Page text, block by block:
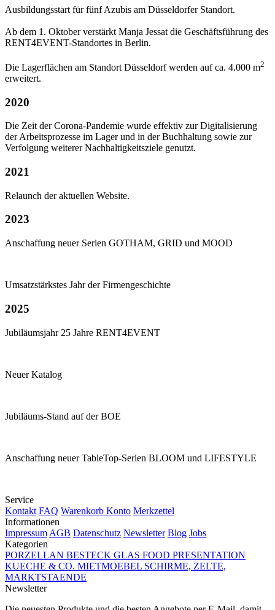
Ausbildungsstart für fünf Azubis am Düsseldorfer Standort.
Ab dem 1. Oktober verstärkt Manja Jessat die Geschäftsführung des
RENT4EVENT-Standortes in Berlin.
Die Lagerflächen am Standort Düsseldorf werden auf ca. 4.000 m2
erweitert.
2020
Die Zeit der Corona-Pandemie wurde effektiv zur Digitalisierung
der Arbeitsprozesse im Lager und in der Buchhaltung sowie zur
Verfolgung weiterer Nachhaltigkeitsziele genutzt.
2021
Relaunch der aktuellen Website.
2023
Anschaffung neuer Serien GOTHAM, GRID und MOOD
Umsatzstärkstes Jahr der Firmengeschichte
2025
Jubiläumsjahr 25 Jahre RENT4EVENT
Neuer Katalog
Jubiläums-Stand auf der BOE
Anschaffung neuer TableTop-Serien BLOOM und LIFESTYLE
Service
Kontakt FAQ Warenkorb Konto Merkzettel
Informationen
Impressum AGB Datenschutz Newsletter Blog Jobs
Kategorien
PORZELLAN BESTECK GLAS FOOD PRESENTATION
KUECHE & CO. MIETMOEBEL SCHIRME, ZELTE,
MARKTSTAENDE
Newsletter